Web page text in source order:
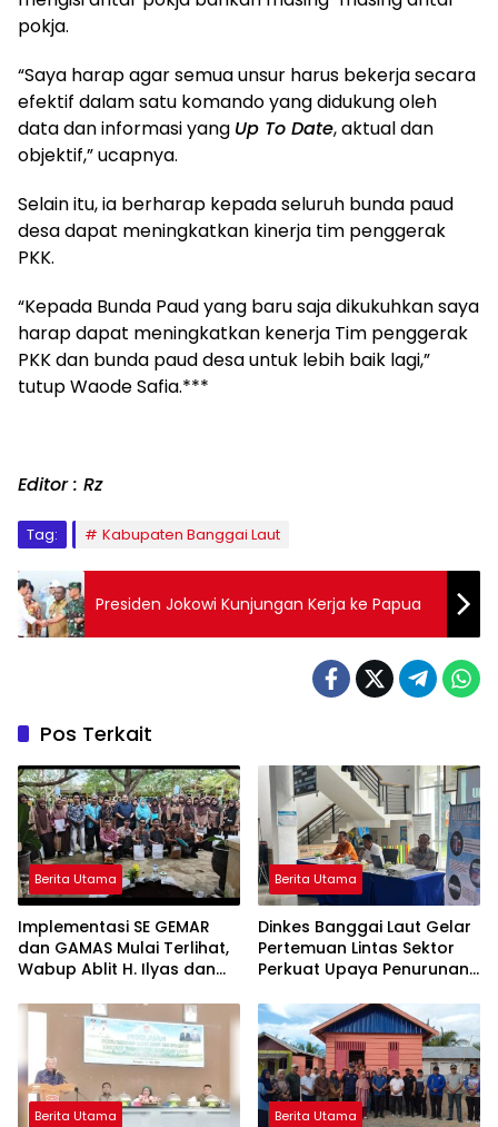
pokja.
“Saya harap agar semua unsur harus bekerja secara
efektif dalam satu komando yang didukung oleh
data dan informasi yang Up To Date, aktual dan
objektif,” ucapnya.
Selain itu, ia berharap kepada seluruh bunda paud
desa dapat meningkatkan kinerja tim penggerak
PKK.
“Kepada Bunda Paud yang baru saja dikukuhkan saya
harap dapat meningkatkan kenerja Tim penggerak
PKK dan bunda paud desa untuk lebih baik lagi,”
tutup Waode Safia.***
Editor : Rz
Tag: Kabupaten Banggai Laut
Presiden Jokowi Kunjungan Kerja ke Papua
Pos Terkait
Berita Utama
Implementasi SE GEMAR
dan GAMAS Mulai Terlihat,
Wabup Ablit H. Ilyas dan
Kompak Ambil Rapor Anak
Berita Utama
Dinkes Banggai Laut Gelar
Pertemuan Lintas Sektor
Perkuat Upaya Penurunan
Berita Utama Berita Utama